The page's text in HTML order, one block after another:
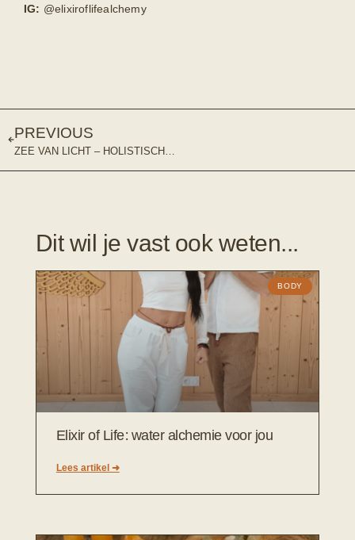
IG: @elixiroflifealchemy
PREVIOUS
Dit wil je vast ook weten...
BODY
Elixir of Life: water alchemie voor jou
Lees artikel ➜